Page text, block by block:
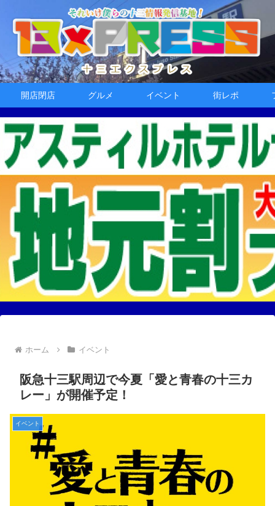
開店閉店 グルメ イベント 街レポ
ホーム イベント
阪急十三駅周辺で今夏「愛と青春の十三カ
レー」が開催予定！
イベント